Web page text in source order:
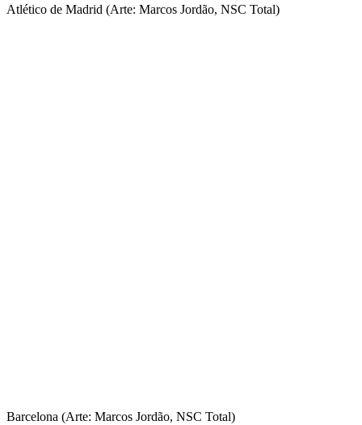
Atlético de Madrid (Arte: Marcos Jordão, NSC Total)
Barcelona (Arte: Marcos Jordão, NSC Total)